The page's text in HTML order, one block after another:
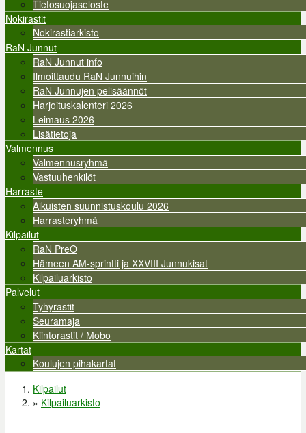
Tietosuojaseloste
Nokirastit
Nokirastiarkisto
RaN Junnut
RaN Junnut info
Ilmoittaudu RaN Junnuihin
RaN Junnujen pelisäännöt
Harjoituskalenteri 2026
Leimaus 2026
Lisätietoja
Valmennus
Valmennusryhmä
Vastuuhenkilöt
Harraste
Aikuisten suunnistuskoulu 2026
Harrasteryhmä
Kilpailut
RaN PreO
Hämeen AM-sprintti ja XXVIII Junnukisat
Kilpailuarkisto
Palvelut
Tyhyrastit
Seuramaja
Kiintorastit / Mobo
Kartat
Koulujen pihakartat
Olet täällä
Kilpailut
» Kilpailuarkisto